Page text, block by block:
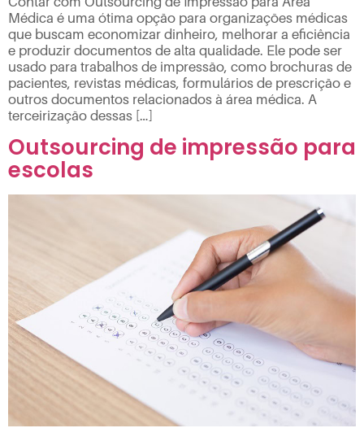
Médica é uma ótima opção para organizações médicas
que buscam economizar dinheiro, melhorar a eficiência
e produzir documentos de alta qualidade. Ele pode ser
usado para trabalhos de impressão, como brochuras de
pacientes, revistas médicas, formulários de prescrição e
outros documentos relacionados à área médica. A
terceirização dessas […]
Outsourcing de impressão para
escolas